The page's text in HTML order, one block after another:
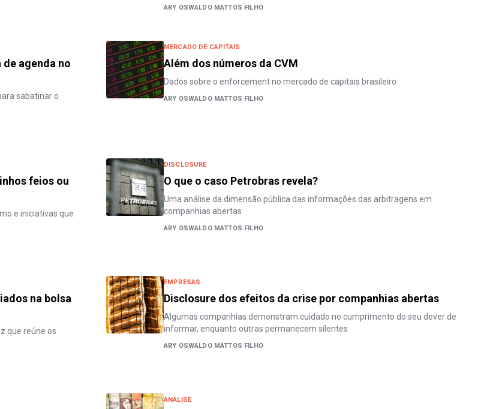
ARY OSWALDO MATTOS FILHO
agenda no
sabatinar o
MERCADO DE CAPITAIS
Além dos números da CVM
Dados sobre o enforcement no mercado de capitais brasileiro
ARY OSWALDO MATTOS FILHO
feios ou
e iniciativas que
DISCLOSURE
O que o caso Petrobras revela?
Uma análise da dimensão pública das informações das arbitragens em
companhias abertas
ARY OSWALDO MATTOS FILHO
na bolsa
que reúne os
EMPRESAS
Disclosure dos efeitos da crise por companhias abertas
Algumas companhias demonstram cuidado no cumprimento do seu dever de
informar, enquanto outras permanecem silentes
ARY OSWALDO MATTOS FILHO
ANÁLISE